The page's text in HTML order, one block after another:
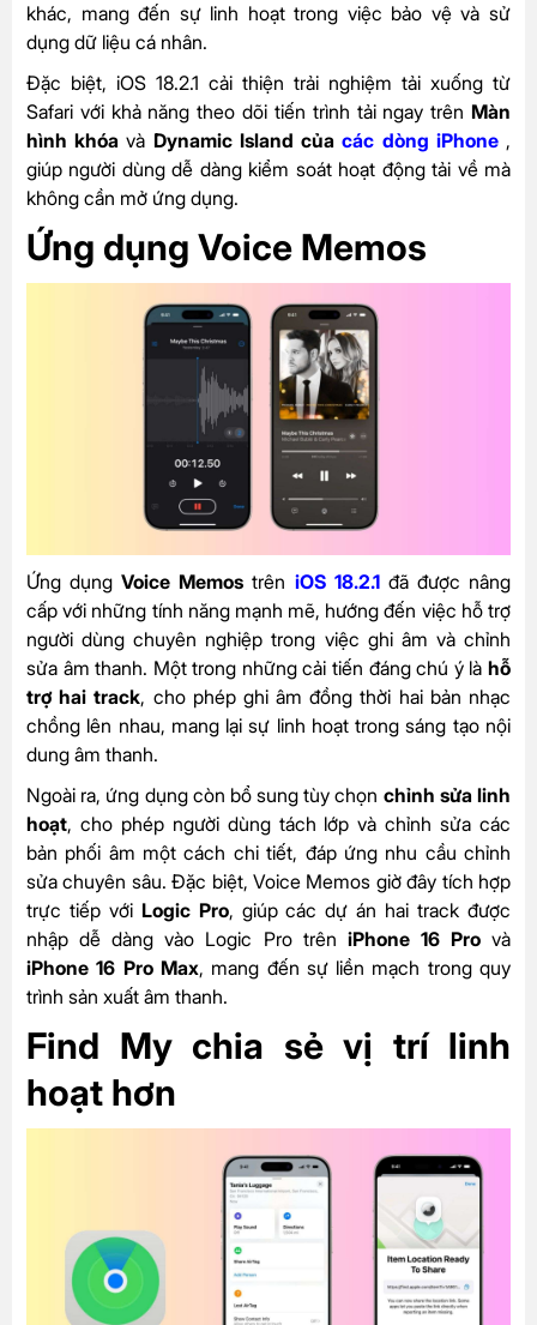
khác, mang đến sự linh hoạt trong việc bảo vệ và sử
dụng dữ liệu cá nhân.
Đặc biệt, iOS 18.2.1 cải thiện trải nghiệm tải xuống từ
Safari với khả năng theo dõi tiến trình tải ngay trên Màn
hình khóa và Dynamic Island củacác dòng iPhone ,
giúp người dùng dễ dàng kiểm soát hoạt động tải về mà
không cần mở ứng dụng.
Ứng dụng Voice Memos
Ứng dụngVoice Memos trên iOS 18.2.1 đã được nâng
cấp với những tính năng mạnh mẽ, hướng đến việc hỗ trợ
người dùng chuyên nghiệp trong việc ghi âm và chỉnh
sửa âm thanh. Một trong những cải tiến đáng chú ý là hỗ
trợ hai track, cho phép ghi âm đồng thời hai bản nhạc
chồng lên nhau, mang lại sự linh hoạt trong sáng tạo nội
dung âm thanh.
Ngoài ra, ứng dụng còn bổ sung tùy chọn chỉnh sửa linh
hoạt, cho phép người dùng tách lớp và chỉnh sửa các
bản phối âm một cách chi tiết, đáp ứng nhu cầu chỉnh
sửa chuyên sâu. Đặc biệt, Voice Memos giờ đây tích hợp
trực tiếp với Logic Pro, giúp các dự án hai track được
nhập dễ dàng vào Logic Pro trên iPhone 16 Provà
iPhone 16 Pro Max, mang đến sự liền mạch trong quy
trình sản xuất âm thanh.
Find My chia sẻ vị trí linh
hoạt hơn